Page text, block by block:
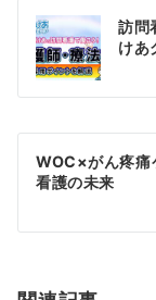
投
稿
ナ
ビ
ゲ
シ
訪問
けあ
WOC×がん疼痛
看護の未来